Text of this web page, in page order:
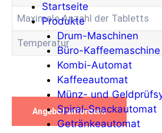
Startseite
Produkte
Drum-Maschinen
Büro-Kaffeemaschine
Kombi-Automat
Kaffeeautomat
Münz- und
Spiral-Snackautomat
Getränkeautomat
Maximale Anzahl der Tabletts
Temperatur
Angebot anfordern